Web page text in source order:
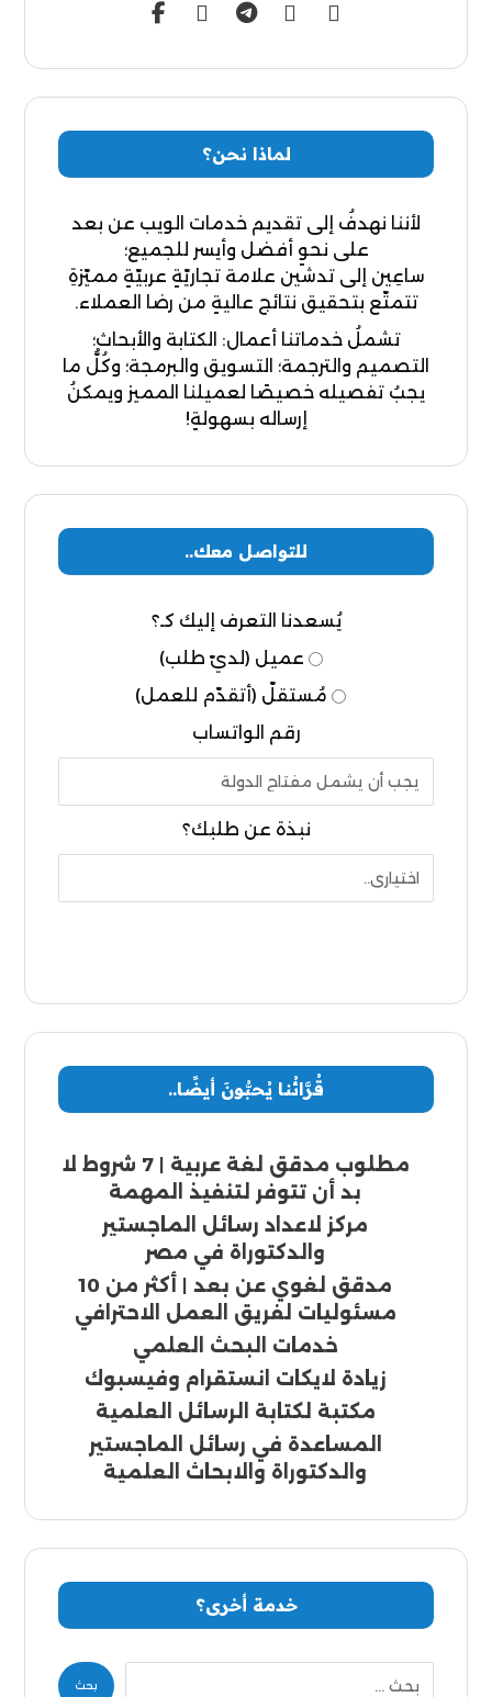
لماذا نحن؟
لأننا نهدفُ إلى تقديم خدمات الويب عن بعد
على نحوٍ أفضل وأيسر للجميع؛
ساعِين إلى تدشين علامة تجاريّةٍ عربيّةٍ مميّزةِ
تتمتّع بتحقيق نتائج عاليةٍ من رضا العملاء.
تشملُ خدماتنا أعمال: الكتابة والأبحاث؛
التصميم والترجمة؛ التسويق والبرمجة؛ وكُلُّ ما
يجبُ تفصيله خصيصًا لعميلنا المميز ويمكنُ
إرساله بسهولةٍ!
للتواصل معك..
يُسعدنا التعرف إليك كـ؟
عميل (لديّ طلب)
مُستقلّ (أتقدّم للعمل)
رقم الواتساب
نبذة عن طلبك؟
قُرَّائُنا يُحبُّونَ أيضًا..
مطلوب مدقق لغة عربية | 7 شروط لا
بد أن تتوفر لتنفيذ المهمة
مركز لاعداد رسائل الماجستير
والدكتوراة في مصر
مدقق لغوي عن بعد | أكثر من 10
مسئوليات لفريق العمل الاحترافي
خدمات البحث العلمي
زيادة لايكات انستقرام وفيسبوك
مكتبة لكتابة الرسائل العلمية
المساعدة في رسائل الماجستير
والدكتوراة والابحاث العلمية
خدمة أخرى؟